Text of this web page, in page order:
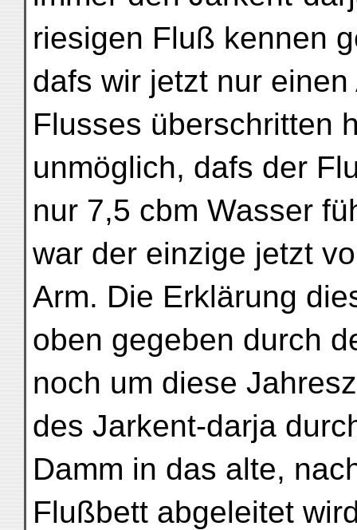
riesigen Fluß kennen
dafs wir jetzt nur einen
Flusses überschritten
unmöglich, dafs der
nur 7,5 cbm Wasser
war der einzige jetzt
Arm. Die Erklärung
oben gegeben durch
noch um diese
des Jarkent-darja
Damm in das alte,
Flußbett abgeleitet